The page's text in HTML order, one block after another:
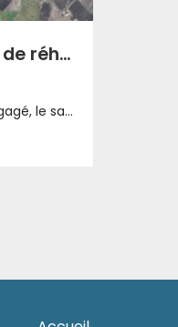
Lancement des travaux de réhabilitation de l’échangeur de Sidi Abdellah : circulation temporairement modifiée.
L’Algérienne des Autoroutes a engagé, le samedi 27 juin 2026 à partir de 06 h 30, d’importants travaux de réhabilitation au niveau des trois pénétrantes de l’échangeur de Sidi Abdellah. Cette opération porte sur la réparation et le renouvellement de la couche de roulement, dans le cadre du programme d’entretien et de préservation du réseau autoroutier, afin d’améliorer les conditions de circulation et de renforcer la sécurité des usagers. Pour permettre le bon déroulement des interventions et garantir la sécurité des usagers ainsi que des équipes mobilisées, une fermeture temporaire des axes suivants a été mise en place : – Birtouta → Sidi Abdellah ; – Sidi Abdellah → Birtouta ; – Zéralda → Sidi Abdellah. Ces travaux s’inscrivent dans la démarche continue de modernisation et de maintenance du réseau autoroutier national. Ils visent à améliorer durablement la qualité de la chaussée, à renforcer les conditions de circulation et à offrir aux usagers une infrastructure plus sûre et plus performante. Les usagers sont invités à respecter la signalisation temporaire et les itinéraires de déviation mis en place. L’Algérienne des Autoroutes remercie les usagers pour leur compréhension et s’excuse de la gêne occasionnée.